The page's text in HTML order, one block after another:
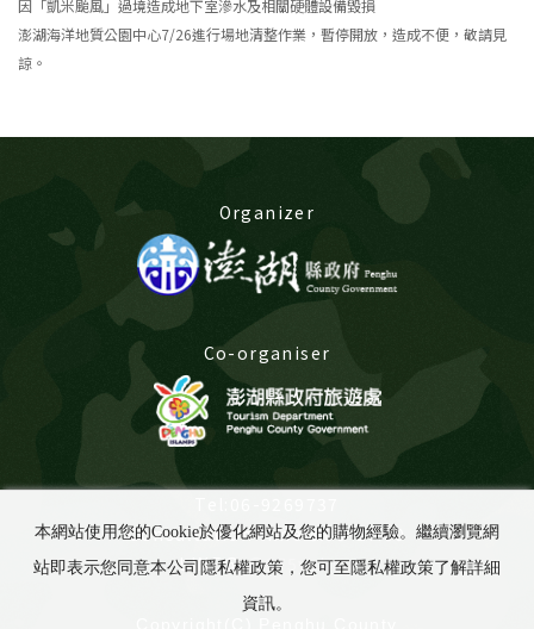
因「凱米颱風」過境造成地下室滲水及相關硬體設備毀損
澎湖海洋地質公園中心7/26進行場地清整作業，暫停開放，造成不便，敬請見
諒。
Organizer
Co-organiser
Consultation time:8:00-17:00
LINE@:@675yabuu
本網站使用您的Cookie於優化網站及您的購物經驗。繼續瀏覽網
站即表示您同意本公司隱私權政策，您可至隱私權政策了解詳細
資訊。